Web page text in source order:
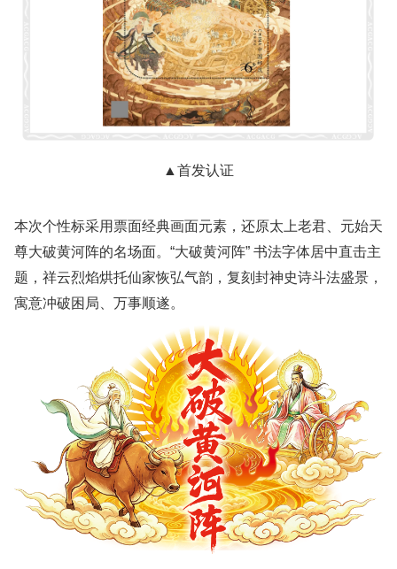
▲首发认证
本次个性标采用票面经典画面元素，还原太上老君、元始天
尊大破黄河阵的名场面。“大破黄河阵” 书法字体居中直击主
题，祥云烈焰烘托仙家恢弘气韵，复刻封神史诗斗法盛景，
寓意冲破困局、万事顺遂。